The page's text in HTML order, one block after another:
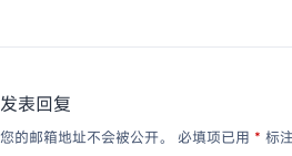
发表回复
您的邮箱地址不会被公开。 必填项已用 * 标